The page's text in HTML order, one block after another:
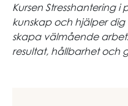
Kursen Stresshantering
kunskap och hjälper
skapa välmående
resultat, hållbarhet och